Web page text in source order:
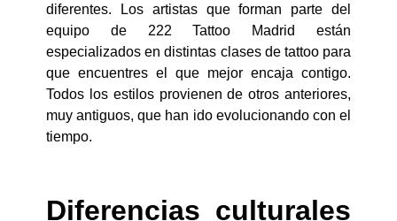
diferentes. Los artistas que forman parte del
equipo de 222 Tattoo Madrid están
especializados en distintas clases de tattoo para
que encuentres el que mejor encaja contigo.
Todos los estilos provienen de otros anteriores,
muy antiguos, que han ido evolucionando con el
tiempo.
Diferencias culturales